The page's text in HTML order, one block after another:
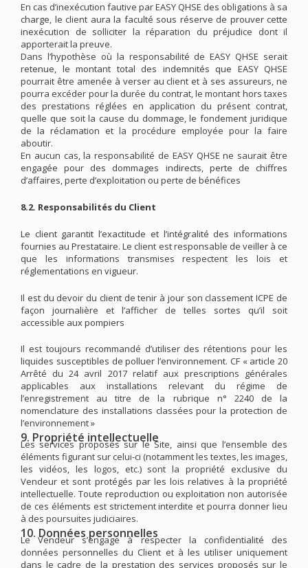
En cas d’inexécution fautive par EASY QHSE des obligations à sa
charge, le client aura la faculté sous réserve de prouver cette
inexécution de solliciter la réparation du préjudice dont il
apporterait la preuve.
Dans l’hypothèse où la responsabilité de EASY QHSE serait
retenue, le montant total des indemnités que EASY QHSE
pourrait être amenée à verser au client et à ses assureurs, ne
pourra excéder pour la durée du contrat, le montant hors taxes
des prestations réglées en application du présent contrat,
quelle que soit la cause du dommage, le fondement juridique
de la réclamation et la procédure employée pour la faire
aboutir.
En aucun cas, la responsabilité de EASY QHSE ne saurait être
engagée pour des dommages indirects, perte de chiffres
d’affaires, perte d’exploitation ou perte de bénéfices
8.2. Responsabilités du Client
Le client garantit l’exactitude et l’intégralité des informations
fournies au Prestataire. Le client est responsable de veiller à ce
que les informations transmises respectent les lois et
réglementations en vigueur.
Il est du devoir du client de tenir à jour son classement ICPE de
façon journalière et l’afficher de telles sortes qu’il soit
accessible aux pompiers
Il est toujours recommandé d’utiliser des rétentions pour les
liquides susceptibles de polluer l’environnement. CF « article 20
Arrêté du 24 avril 2017 relatif aux prescriptions générales
applicables aux installations relevant du régime de
l’enregistrement au titre de la rubrique n° 2240 de la
nomenclature des installations classées pour la protection de
l’environnement »
9. Propriété intellectuelle
Les services proposés sur le Site, ainsi que l’ensemble des
éléments figurant sur celui-ci (notamment les textes, les images,
les vidéos, les logos, etc.) sont la propriété exclusive du
Vendeur et sont protégés par les lois relatives à la propriété
intellectuelle. Toute reproduction ou exploitation non autorisée
de ces éléments est strictement interdite et pourra donner lieu
à des poursuites judiciaires.
10. Données personnelles
Le Vendeur s’engage à respecter la confidentialité des
données personnelles du Client et à les utiliser uniquement
dans le cadre de la prestation des services proposés sur le